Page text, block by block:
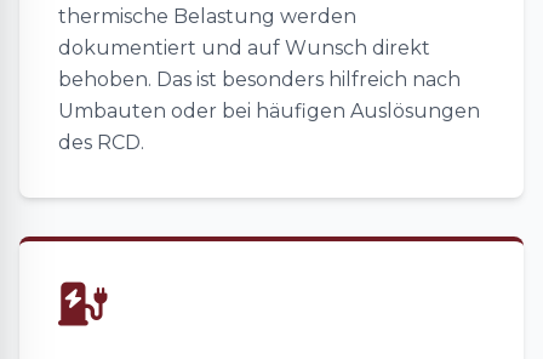
thermische Belastung werden
dokumentiert und auf Wunsch direkt
behoben. Das ist besonders hilfreich nach
Umbauten oder bei häufigen Auslösungen
des RCD.